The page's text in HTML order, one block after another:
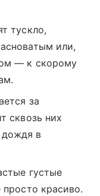
тускло,
или,
— к скорому
за
сквозь них
в
густые
красиво.